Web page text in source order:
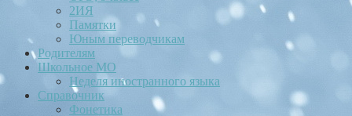
2ИЯ
Памятки
Юным переводчикам
Родителям
Школьное МО
Неделя иностранного языка
Справочник
Фонетика